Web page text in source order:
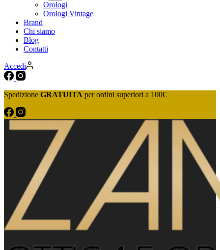
Orologi
Orologi Vintage
Brand
Chi siamo
Blog
Contatti
Accedi
Spedizione GRATUITA per ordini superiori a 100€